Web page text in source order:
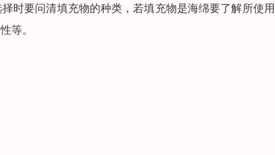
时要问清填充物的种类，若填充物是海绵要了解所使
等。